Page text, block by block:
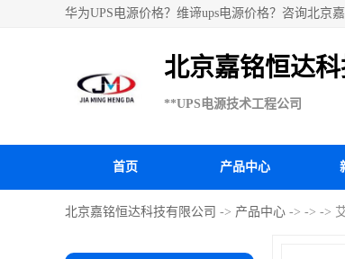
华为UPS电源价格？维谛ups电源价格？咨询北京
北京嘉铭恒达
**UPS电源技术工程公司
首页 产品中心
北京嘉铭恒达科技有限公司 -> 产品中心 -> -> ->